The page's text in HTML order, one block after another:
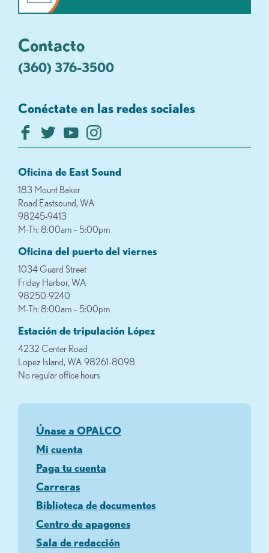
Contacto
(360) 376-3500
Conéctate en las redes sociales
Oficina de East Sound
183 Mount Baker
Road Eastsound, WA
98245-9413
M-Th: 8:00am – 5:00pm
Oficina del puerto del viernes
1034 Guard Street
Friday Harbor, WA
98250-9240
M-Th: 8:00am – 5:00pm
Estación de tripulación López
4232 Center Road
Lopez Island, WA 98261-8098
No regular office hours
Únase a OPALCO
Mi cuenta
Paga tu cuenta
Carreras
Biblioteca de documentos
Centro de apagones
Sala de redacción